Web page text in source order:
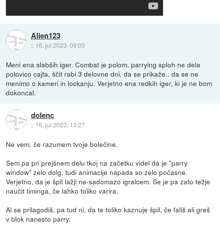
Alien123
:: 16. jul 2023, 09:03
Meni ena slabših iger. Combat je polom, parrying sploh ne dela
polovico cajta, ščit rabi 3 delovne dni, da se prikaže.. da se ne
menimo o kameri in lockanju. Verjetno ena redkih iger, ki je ne bom
dokoncal.
dolenc
:: 16. jul 2023, 13:27
Ne vem, če razumem tvoje bolečine.
Sem pa pri prejšnem delu tkoj na začetku videl da je "parry
window" zelo dolg, tudi animacije napada so zelo počasne.
Verjetno, da je špil lažji ne-sadomazo igralcem. Se je pa zato težje
naučit timinga, če lahko toliko varira.
Al se prilagodiš, pa tud ni, da te toliko kaznuje špil, če fališ ali greš
v blok nanesto parry.